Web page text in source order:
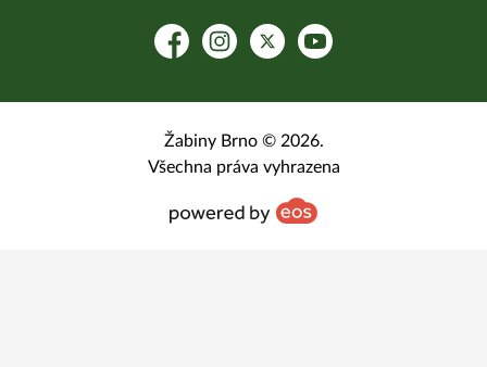
FacebookInstagramPlatform X
YouTube
Žabiny Brno © 2026.
Všechna práva vyhrazena